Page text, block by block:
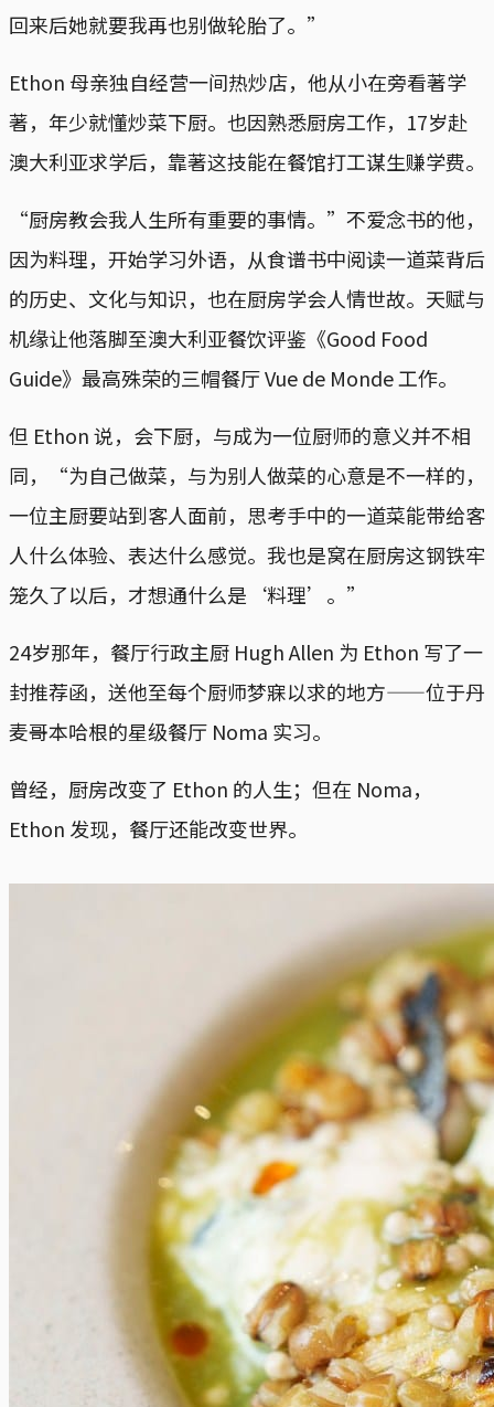
回来后她就要我再也别做轮胎了。”
Ethon 母亲独自经营一间热炒店，他从小在旁看著学
著，年少就懂炒菜下厨。也因熟悉厨房工作，17岁赴
澳大利亚求学后，靠著这技能在餐馆打工谋生赚学费。
“厨房教会我人生所有重要的事情。”不爱念书的他，
因为料理，开始学习外语，从食谱书中阅读一道菜背后
的历史、文化与知识，也在厨房学会人情世故。天赋与
机缘让他落脚至澳大利亚餐饮评鉴《Good Food
Guide》最高殊荣的三帽餐厅 Vue de Monde 工作。
但 Ethon 说，会下厨，与成为一位厨师的意义并不相
同，“为自己做菜，与为别人做菜的心意是不一样的，
一位主厨要站到客人面前，思考手中的一道菜能带给客
人什么体验、表达什么感觉。我也是窝在厨房这钢铁牢
笼久了以后，才想通什么是‘料理’。”
24岁那年，餐厅行政主厨 Hugh Allen 为 Ethon 写了一
封推荐函，送他至每个厨师梦寐以求的地方——位于丹
麦哥本哈根的星级餐厅 Noma 实习。
曾经，厨房改变了 Ethon 的人生；但在 Noma，
Ethon 发现，餐厅还能改变世界。